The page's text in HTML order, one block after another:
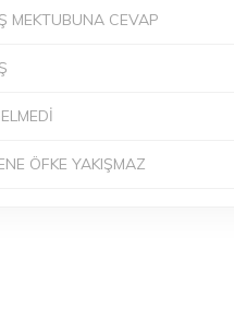
MEKTUBUNA CEVAP
ÖFKE YAKIŞMAZ